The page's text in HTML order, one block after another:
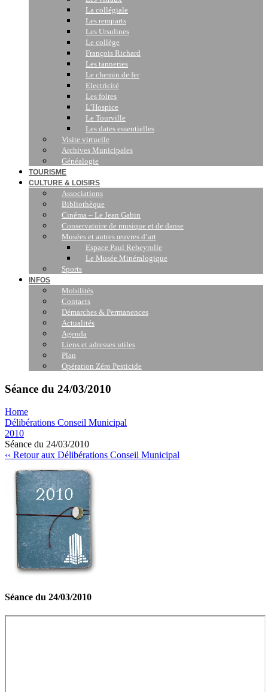
La collégiale
Les remparts
Les Ursulines
Le collège
François Richard
Les tanneries
Le chemin de fer
Electricité
Les foires
L’Hospice
Le Tourville
Les dates essentielles
Visite virtuelle
Archives Municipales
Généalogie
TOURISME
CULTURE & LOISIRS
Associations
Bibliothèque
Cinéma – Le Jean Gabin
Conservatoire de musique et de danse
Musées et autres œuvres d’art
Espace Paul Rebeyrolle
Le Musée Minéralogique
Sports
INFOS
Mobilités
Contacts
Démarches & Permanences
Actualités
Agenda
Liens et adresses utiles
Plan
Opération Zéro Pesticide
Séance du 24/03/2010
Home
Délibérations Conseil Municipal
2010
Séance du 24/03/2010
‹‹ Retour aux Délibérations Conseil Municipal
Séance du 24/03/2010